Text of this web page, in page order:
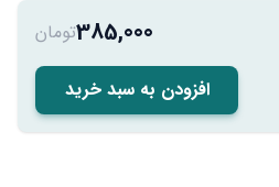
385,000تومان
افزودن به سبد خرید